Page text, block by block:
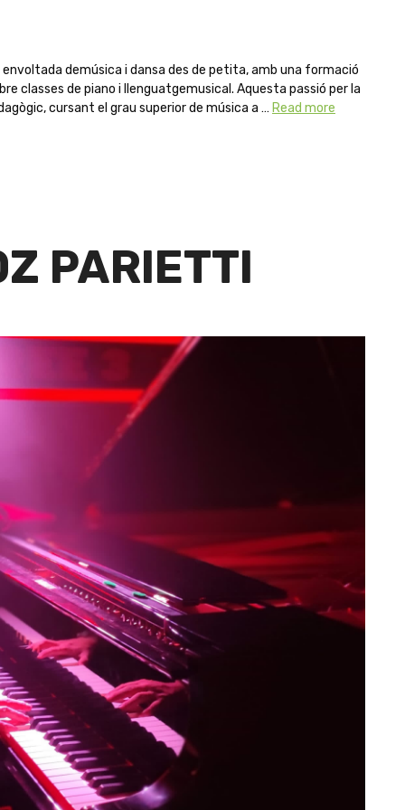
envoltada demúsica i dansa des de petita, amb una formació
classes de piano i llenguatgemusical. Aquesta passió per la
cursant el grau superior de música a … Read more
PARIETTI